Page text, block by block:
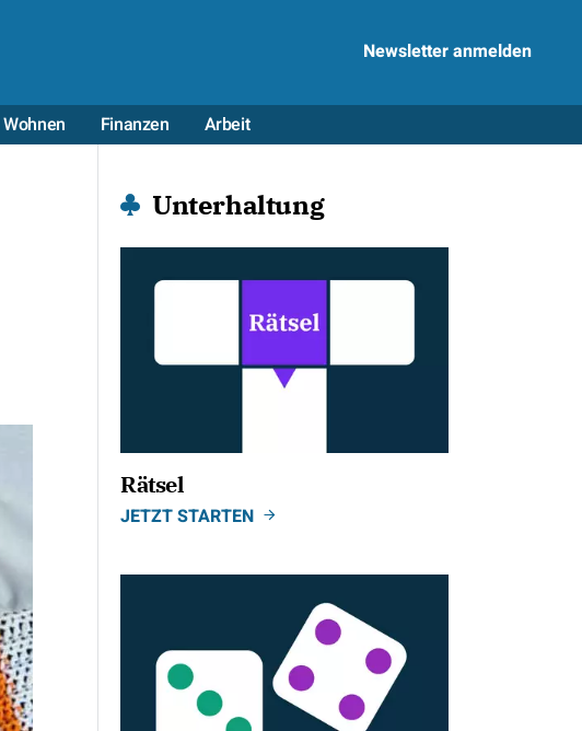
Newsletter anmelden
Wohnen Finanzen Arbeit
Unterhaltung
Rätsel
JETZT STARTEN